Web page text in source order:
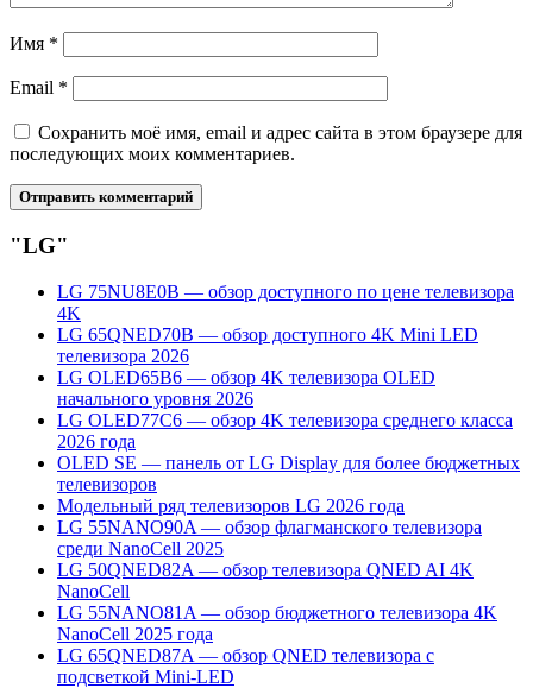
Имя *
Email *
Сохранить моё имя, email и адрес сайта в этом браузере для
последующих моих комментариев.
"LG"
LG 75NU8E0B — обзор доступного по цене телевизора
4K
LG 65QNED70B — обзор доступного 4K Mini LED
телевизора 2026
LG OLED65B6 — обзор 4K телевизора OLED
начального уровня 2026
LG OLED77C6 — обзор 4K телевизора среднего класса
2026 года
OLED SE — панель от LG Display для более бюджетных
телевизоров
Модельный ряд телевизоров LG 2026 года
LG 55NANO90A — обзор флагманского телевизора
среди NanoCell 2025
LG 50QNED82A — обзор телевизора QNED AI 4K
NanoCell
LG 55NANO81A — обзор бюджетного телевизора 4K
NanoCell 2025 года
LG 65QNED87A — обзор QNED телевизора с
подсветкой Mini-LED